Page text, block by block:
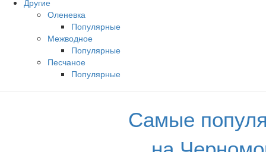
Другие
Оленевка
Популярные
Межводное
Популярные
Песчаное
Популярные
Самые